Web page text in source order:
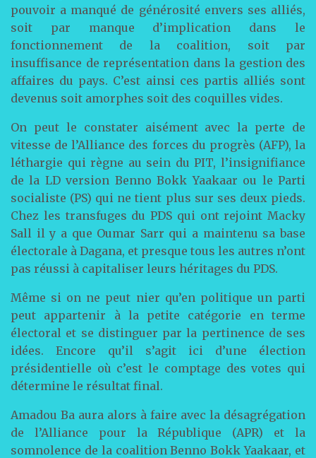
pouvoir a manqué de générosité envers ses alliés,
soit par manque d’implication dans le
fonctionnement de la coalition, soit par
insuffisance de représentation dans la gestion des
affaires du pays. C’est ainsi ces partis alliés sont
devenus soit amorphes soit des coquilles vides.
On peut le constater aisément avec la perte de
vitesse de l’Alliance des forces du progrès (AFP), la
léthargie qui règne au sein du PIT, l’insignifiance
de la LD version Benno Bokk Yaakaar ou le Parti
socialiste (PS) qui ne tient plus sur ses deux pieds.
Chez les transfuges du PDS qui ont rejoint Macky
Sall il y a que Oumar Sarr qui a maintenu sa base
électorale à Dagana, et presque tous les autres n’ont
pas réussi à capitaliser leurs héritages du PDS.
Même si on ne peut nier qu’en politique un parti
peut appartenir à la petite catégorie en terme
électoral et se distinguer par la pertinence de ses
idées. Encore qu’il s’agit ici d’une élection
présidentielle où c’est le comptage des votes qui
détermine le résultat final.
Amadou Ba aura alors à faire avec la désagrégation
de l’Alliance pour la République (APR) et la
somnolence de la coalition Benno Bokk Yaakaar, et